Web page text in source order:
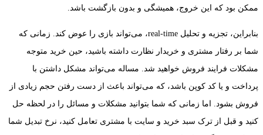
ممکن بود که این خروج، همیشگی و بدون بازگشت باشد.
بنابراین، تجزیه و تحلیل real-time، می‌تواند بازی را عوض کند. زمانی که
شما بر رفتار مشتری و خریدار نظارت داشته باشید، حین خرید متوجه
مشکلات فرایند فروش خواهید شد. مساله می‌تواند مشکل داشتن با
پرداخت و یا کد کوپن باشد، که می‌تواند باعث از دست رفتن حجم زیادی از
فروش بشود. اما زمانی که شما بتوانید مشکلات و مسائل را در لحظه حل
کنید و قبل از ترک سبد خرید و سایت با مشتری تعامل کنید، نرخ تبدیل شما